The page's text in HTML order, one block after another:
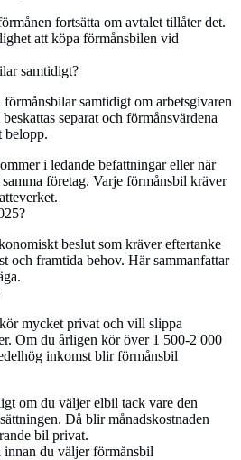
fortsätta om avtalet tillåter det.
att köpa förmånsbilen vid
samtidigt?
samtidigt om arbetsgivaren
separat och förmånsvärdena
belopp.
i ledande befattningar eller när
företag. Varje förmånsbil kräver
beslut som kräver eftertanke
och framtida behov. Här sammanfattar
mycket privat och vill slippa
Om du årligen kör över 1 500-2 000
inkomst blir förmånsbil
om du väljer elbil tack vare den
Då blir månadskostnaden
bil privat.
du väljer förmånsbil